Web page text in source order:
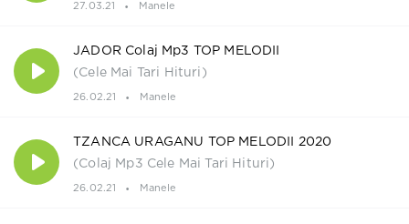
27.03.21 Manele
JADOR Colaj Mp3 TOP MELODII
(Cele Mai Tari Hituri)
26.02.21 Manele
TZANCA URAGANU TOP MELODII 2020
(Colaj Mp3 Cele Mai Tari Hituri)
26.02.21 Manele